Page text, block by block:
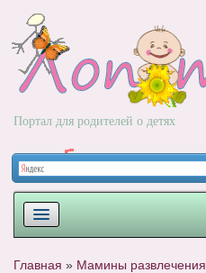
Портал для родителей о детях
Главная » Мамины развлечения